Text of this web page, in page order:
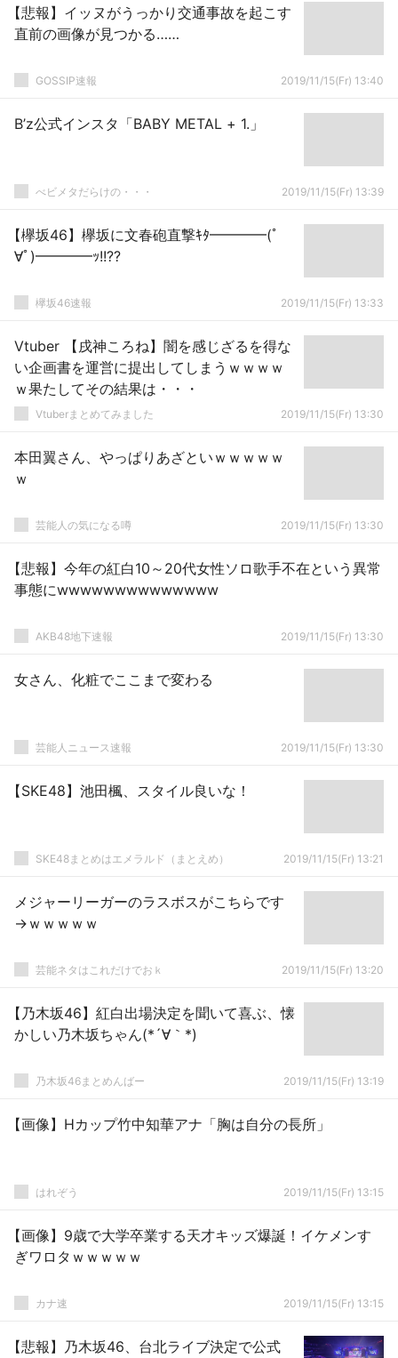
【悲報】イッヌがうっかり交通事故を起こす
直前の画像が見つかる……
GOSSIP速報 2019/11/15(Fr) 13:40
B’z公式インスタ「BABY METAL + 1.」
べビメタだらけの・・・ 2019/11/15(Fr) 13:39
【欅坂46】欅坂に文春砲直撃ｷﾀ━━━━(ﾟ
∀ﾟ)━━━━ｯ!!??
欅坂46速報 2019/11/15(Fr) 13:33
Vtuber 【戌神ころね】闇を感じざるを得な
い企画書を運営に提出してしまうｗｗｗｗ
ｗ果たしてその結果は・・・
Vtuberまとめてみました 2019/11/15(Fr) 13:30
本田翼さん、やっぱりあざといｗｗｗｗｗ
ｗ
芸能人の気になる噂 2019/11/15(Fr) 13:30
【悲報】今年の紅白10～20代女性ソロ歌手不在という異常
事態にwwwwwwwwwwwwww
AKB48地下速報 2019/11/15(Fr) 13:30
女さん、化粧でここまで変わる
芸能人ニュース速報 2019/11/15(Fr) 13:30
【SKE48】池田楓、スタイル良いな！
SKE48まとめはエメラルド（まとえめ） 2019/11/15(Fr) 13:21
メジャーリーガーのラスボスがこちらです
→ｗｗｗｗｗ
芸能ネタはこれだけでおｋ 2019/11/15(Fr) 13:20
【乃木坂46】紅白出場決定を聞いて喜ぶ、懐
かしい乃木坂ちゃん(*´∀｀*)
乃木坂46まとめんばー 2019/11/15(Fr) 13:19
【画像】Hカップ竹中知華アナ「胸は自分の長所」
はれぞう 2019/11/15(Fr) 13:15
【画像】9歳で大学卒業する天才キッズ爆誕！イケメンす
ぎワロタｗｗｗｗｗ
カナ速 2019/11/15(Fr) 13:15
【悲報】乃木坂46、台北ライブ決定で公式